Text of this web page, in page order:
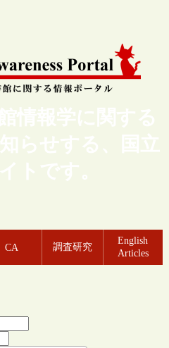
情報学に関する
らせする、国立
トです。
CA 調査研究
English
Articles